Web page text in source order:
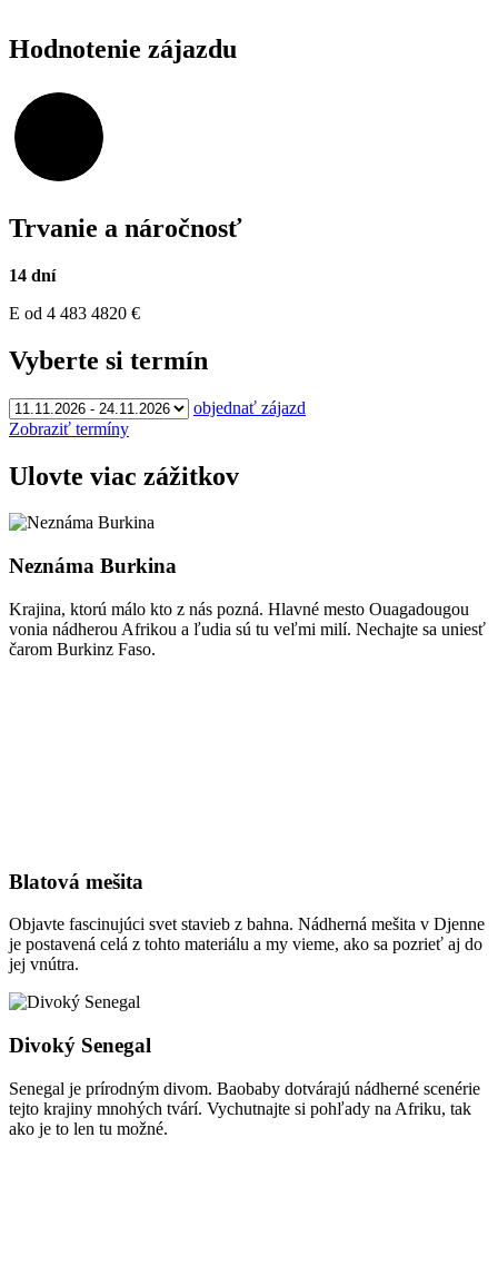
Hodnotenie zájazdu
Trvanie a náročnosť
14 dní
E od 4 483 4820 €
Vyberte si termín
objednať zájazd
Zobraziť termíny
Ulovte viac zážitkov
Neznáma Burkina
Krajina, ktorú málo kto z nás pozná. Hlavné mesto Ouagadougou
vonia nádherou Afrikou a ľudia sú tu veľmi milí. Nechajte sa uniesť
čarom Burkinz Faso.
Blatová mešita
Objavte fascinujúci svet stavieb z bahna. Nádherná mešita v Djenne
je postavená celá z tohto materiálu a my vieme, ako sa pozrieť aj do
jej vnútra.
Divoký Senegal
Senegal je prírodným divom. Baobaby dotvárajú nádherné scenérie
tejto krajiny mnohých tvárí. Vychutnajte si pohľady na Afriku, tak
ako je to len tu možné.